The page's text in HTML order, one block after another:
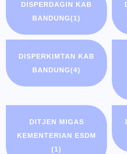
DISPERDAGIN KAB
BANDUNG(1)
DISPERKIMTAN KAB
BANDUNG(4)
DITJEN MIGAS
KEMENTERIAN ESDM
(1)